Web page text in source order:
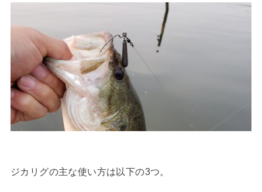
ジカリグの主な使い方は以下の3つ。